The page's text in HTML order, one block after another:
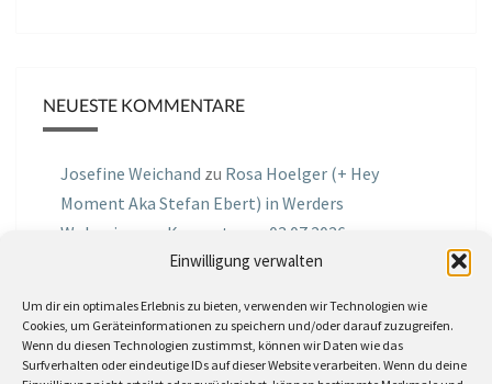
Einwilligung verwalten
Um dir ein optimales Erlebnis zu bieten, verwenden wir Technologien wie
Cookies, um Geräteinformationen zu speichern und/oder darauf zuzugreifen.
Wenn du diesen Technologien zustimmst, können wir Daten wie das
Surfverhalten oder eindeutige IDs auf dieser Website verarbeiten. Wenn du deine
NEUESTE KOMMENTARE
Josefine Weichand zu Rosa Hoelger (+ Hey
Moment Aka Stefan Ebert) in Werders
Wohnzimmer Konzerte am 03.07.2026
Podcast Nr.01 vom 08.09.2025 mit Joe Astray
MIRI IN THE GREENzuMiri in the Green in der